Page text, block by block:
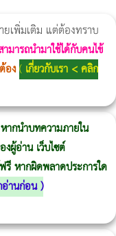
เพิ่มเติม แต่ต้องทราบ
มารถนำมาใช้ได้กับคนไข้
อง( เกี่ยวกับเรา < คลิก
ากนำบทความภายใน
ผู้อ่าน เว็บไซต์
รี หากผิดพลาดประการใด
านก่อน)